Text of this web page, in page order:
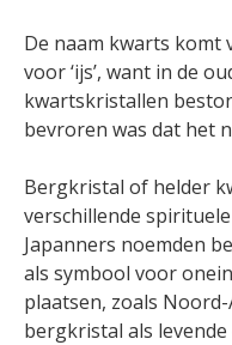
De naam kwarts komt
voor ‘ijs’, want in de
kwartskristallen
bevroren was dat het
Bergkristal of helder
verschillende
Japanners noemden
als symbool voor
plaatsen, zoals
bergkristal als